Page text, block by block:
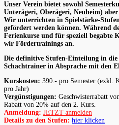
Unser Verein bietet sowohl
Unterägeri, Oberägeri, Neuheim)
Wir unterrichten in Spielstärke-
gefördert werden können. Während
Ferienkurse und für speziell begabte
wir Fördertrainings an.
Die definitive Stufen-Einteilung in die
Schachtrainer in Absprache mit den
Kurskosten: 390.- pro Semester (exkl.
pro Jahr)
Vergünstigungen: Geschwisterrabatt
Rabatt von 20% auf den 2. Kurs.
Anmeldung: JETZT anmelden
Details zu den Stufen: hier klicken